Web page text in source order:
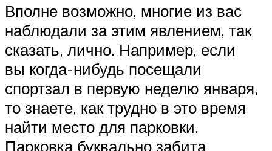
Вполне возможно, многие из вас
наблюдали за этим явлением, так
сказать, лично. Например, если
вы когда-нибудь посещали
спортзал в первую неделю января,
то знаете, как трудно в это время
найти место для парковки.
Парковка буквально забита